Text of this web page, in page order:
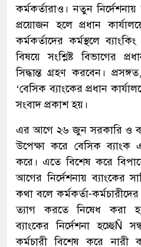
কর্মকর্তারাও। নতুন
প্রয়োজন হলে প্রধান
কর্মকর্তাদের কর্মস্থলে
বিষয়ে সংশ্লিষ্ট বিভাগের
সিদ্ধান্ত গ্রহণ করবেন।
‘বেসিক ব্যাংকের প্রধান
সংবাদ প্রকাশ হয়।
এর আগে ২৬ জুন সরকারি ও
উপেক্ষা করে বেসিক
করে। এতে বিশেষ করে
আগের নির্দেশনায় ব্যাংকের
কথা বলে কর্মকর্তা-
ত্যাগ করতে নিষেধ করা
ব্যাংকের নির্দেশনা হচ্ছেÑ
কর্মচারী বিশেষ করে নারী